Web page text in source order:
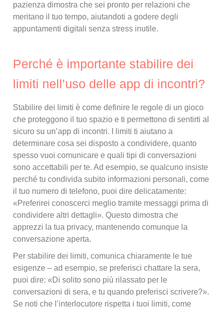
pazienza dimostra che sei pronto per relazioni che
meritano il tuo tempo, aiutandoti a godere degli
appuntamenti digitali senza stress inutile.
Perché è importante stabilire dei
limiti nell’uso delle app di incontri?
Stabilire dei limiti è come definire le regole di un gioco
che proteggono il tuo spazio e ti permettono di sentirti al
sicuro su un’app di incontri. I limiti ti aiutano a
determinare cosa sei disposto a condividere, quanto
spesso vuoi comunicare e quali tipi di conversazioni
sono accettabili per te. Ad esempio, se qualcuno insiste
perché tu condivida subito informazioni personali, come
il tuo numero di telefono, puoi dire delicatamente:
«Preferirei conoscerci meglio tramite messaggi prima di
condividere altri dettagli». Questo dimostra che
apprezzi la tua privacy, mantenendo comunque la
conversazione aperta.
Per stabilire dei limiti, comunica chiaramente le tue
esigenze – ad esempio, se preferisci chattare la sera,
puoi dire: «Di solito sono più rilassato per le
conversazioni di sera, e tu quando preferisci scrivere?».
Se noti che l’interlocutore rispetta i tuoi limiti, come